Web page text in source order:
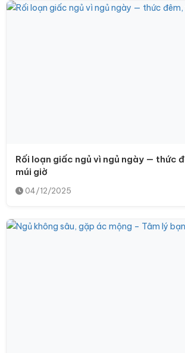
Rối loạn giấc ngủ vì ngủ ngày — thức
múi giờ
04/12/2025